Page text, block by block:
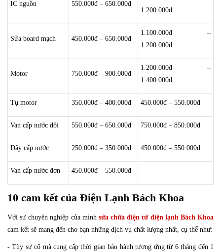
IC nguồn 550.000đ – 650.000đ
1.200.000đ
Sửa board mạch 450.000đ – 650.000đ
1.100.000đ –
1.200.000đ
Motor 750.000đ – 900.000đ
1.200.000đ –
1.400.000đ
Tụ motor 350.000đ – 400.000đ 450.000đ – 550.000đ
Van cấp nước đôi 550.000đ – 650.000đ 750.000đ – 850.000đ
Dây cấp nước 250.000đ – 350.000đ 450.000đ – 550.000đ
Van cấp nước đơn 450.000đ – 550.000đ
10 cam kết của Điện Lạnh Bách Khoa
Với sự chuyên nghiệp của mình sửa chữa điện tử điện lạnh Bách Khoa
cam kết sẽ mang đến cho bạn những dịch vụ chất lượng nhất, cụ thể như:
- Tùy sự cố mà cung cấp thời gian bảo hành tương ứng từ 6 tháng đến 1